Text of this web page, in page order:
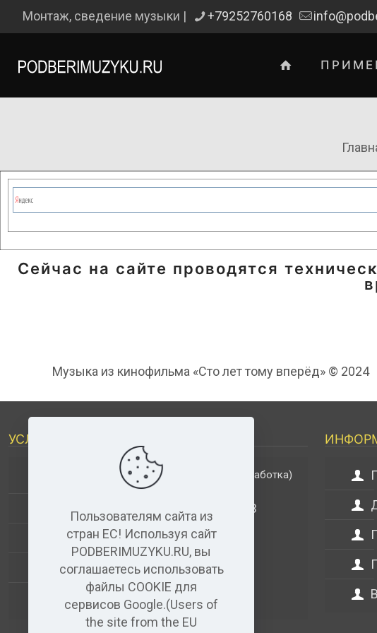
Монтаж, сведение музыки | +79252760168
Сейчас на сайте проводятся
Музыка из кинофильма «Сто лет тому вперёд» © 2024
УСЛУГИ
ДОПОЛНИТЕЛЬНЫЕ УСЛУГИ (обработка)
АНАЛИЗ МУЗЫКАЛЬНЫХ ТРЕКОВ
ВИДЕО+АУДИО
УСЛУГИ ЗВУКОЗАПИСИ
АУДИО РЕДАКТОР(бесплатный)
Пользователям сайта из
стран ЕС! Используя сайт
PODBERIMUZYKU.RU, вы
соглашаетесь использовать
файлы COOKIE для
сервисов Google.(Users of
the site from the EU